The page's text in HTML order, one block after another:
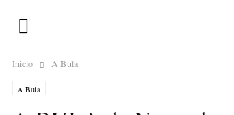
Inicio A Bula
A Bula